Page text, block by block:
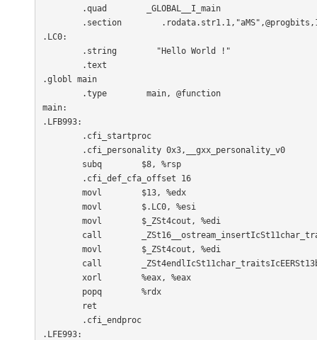
.quad        _GLOBAL__I_main
.section
.LC0:
.string        "Hello World !"
.text
.globl main
.type        main, @function
main:
.LFB993:
.cfi_startproc
.cfi_personality 0x3,__gxx_personality_v0
subq        $8, %rsp
.cfi_def_cfa_offset 16
movl        $13, %edx
movl        $.LC0, %esi
movl        $_ZSt4cout, %edi
call
movl        $_ZSt4cout, %edi
call
xorl        %eax, %eax
popq        %rdx
ret
.cfi_endproc
.LFE993: